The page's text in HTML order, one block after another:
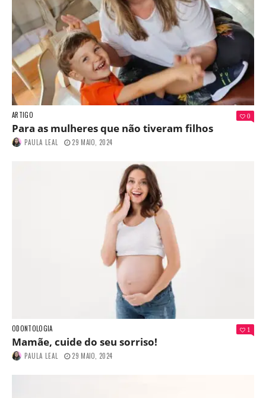
ARTIGO 0
Para as mulheres que não tiveram filhos
PAULA LEAL 29 MAIO, 2024
ODONTOLOGIA 1
Mamãe, cuide do seu sorriso!
PAULA LEAL 29 MAIO, 2024